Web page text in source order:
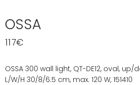
OSSA
117€
OSSA 300 wall light, QT-DE12, oval, up/
L/W/H 30/8/6.5 cm, max. 120 W, 151410